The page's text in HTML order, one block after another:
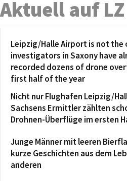
Aktuell auf LZ
Leipzig/Halle Airport is not the
investigators in Saxony have
recorded dozens of drone
first half of the year
Nicht nur Flughafen Leipzig/
Sachsens Ermittler zählten
Drohnen-Überflüge im ersten
Junge Männer mit leeren
kurze Geschichten aus dem
anderen